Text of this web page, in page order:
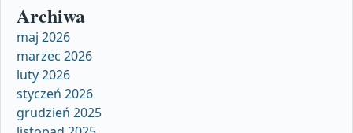
Archiwa
maj 2026
marzec 2026
luty 2026
styczeń 2026
grudzień 2025